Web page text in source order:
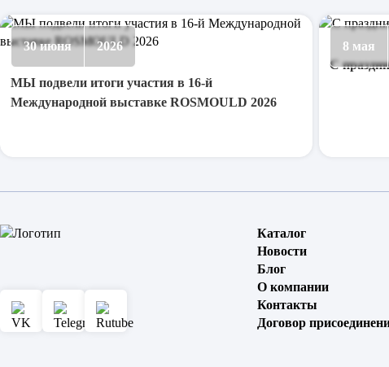
30 июня 2026
МЫ подвели итоги участия в 16-й
Международной выставке ROSMOULD 2026
8 мая
С
Каталог
Новости
Блог
О компании
Контакты
Договор